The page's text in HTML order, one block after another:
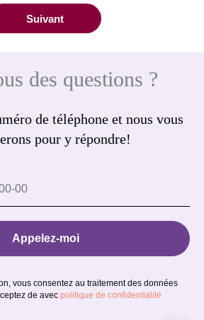
Suivant
des questions ?
de téléphone et nous vous
pour y répondre!
Appelez-moi
vous consentez au traitement des données
de avec politique de confidentialité